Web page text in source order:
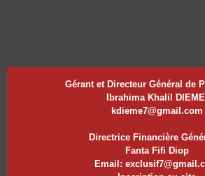
Gérant et Directeur Général de
Ibrahima Khalil
kdieme7@gmail.com
Directrice Financière
Fanta Fifi Diop
Email: